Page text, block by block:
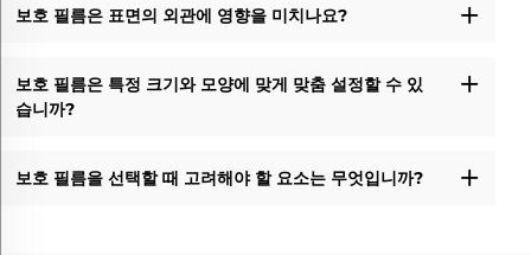
보호 필름은 표면의 외관에 영향을 미치나요?
보호 필름은 특정 크기와 모양에 맞게 맞춤 설정할 수 있
습니까?
보호 필름을 선택할 때 고려해야 할 요소는 무엇입니까?